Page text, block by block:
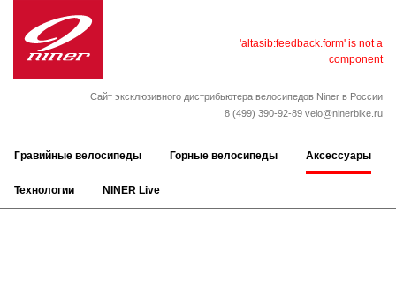
Сайт эксклюзивного дистрибьютера велосипедов Niner в России
8 (499) 390-92-89 velo@ninerbike.ru
Гравийные велосипеды Горные велосипеды Аксессуары
Технологии NINER Live
'altasib:feedback.form' is not a
component